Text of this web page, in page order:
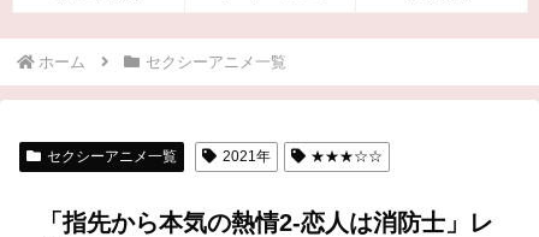
ホーム セクシーアニメ一覧
セクシーアニメ一覧 2021年 ★★★☆☆
「指先から本気の熱情2-恋人は消防士」レ